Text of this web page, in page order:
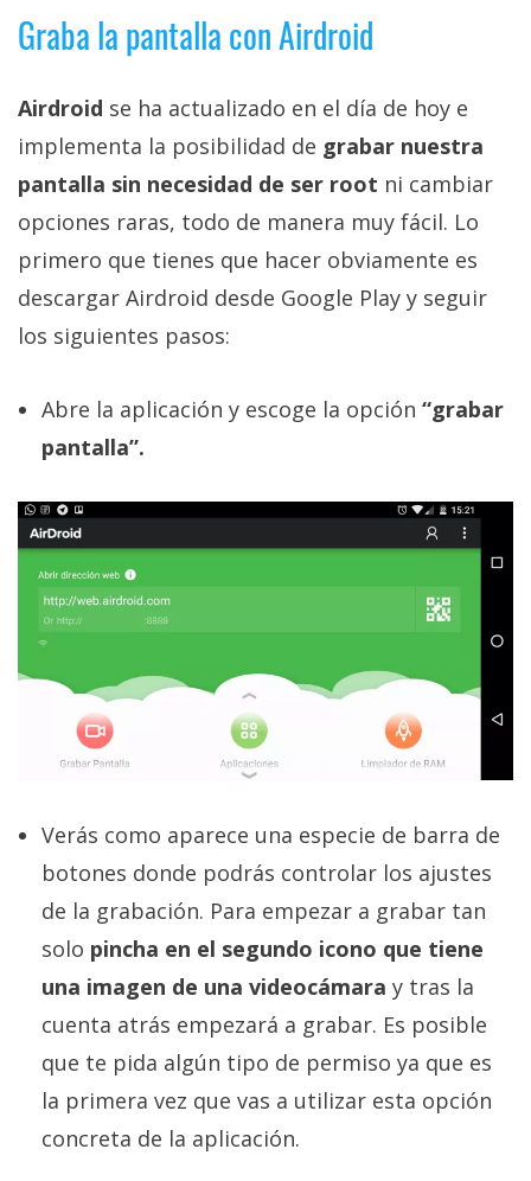
Aviso
Legal
El medio de
comunicación
digital donde
encontrarás
todas las
noticias sobre
tecnología,
móviles,
ordenadores,
informática,
trucos y
Informático
(CC) 2006-
2026.Algunos
reservados.
Graba la pantalla con Airdroid
Airdroid se ha actualizado en el día de hoy e
implementa la posibilidad de grabar nuestra
pantalla sin necesidad de ser root ni cambiar
opciones raras, todo de manera muy fácil. Lo
primero que tienes que hacer obviamente es
descargar Airdroid desde Google Play y seguir
los siguientes pasos:
Abre la aplicación y escoge la opción “grabar
pantalla”.
Verás como aparece una especie de barra de
botones donde podrás controlar los ajustes
de la grabación. Para empezar a grabar tan
solo pincha en el segundo icono que tiene
una imagen de una videocámara y tras la
cuenta atrás empezará a grabar. Es posible
que te pida algún tipo de permiso ya que es
la primera vez que vas a utilizar esta opción
concreta de la aplicación.